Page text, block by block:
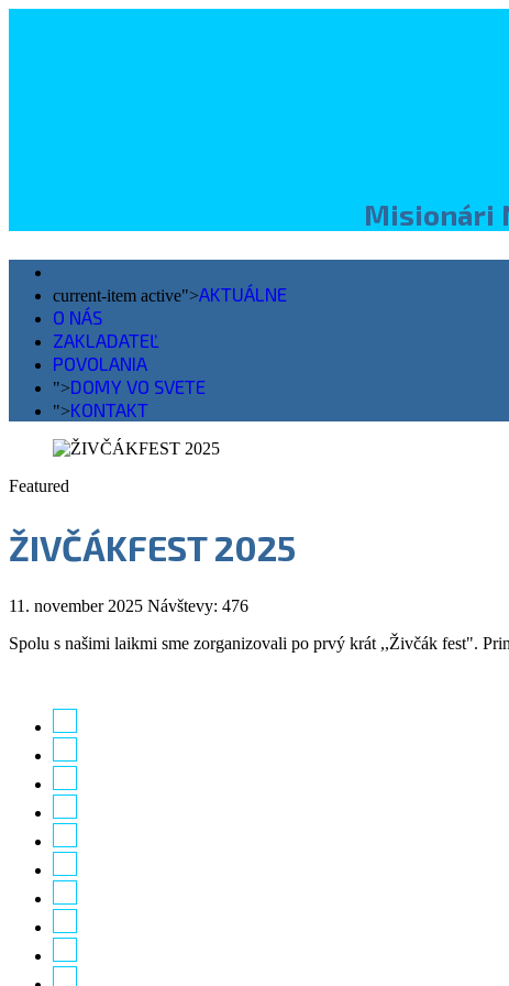
Misionári
current-item active">AKTUÁLNE
O NÁS
ZAKLADATEĽ
POVOLANIA
">DOMY VO SVETE
">KONTAKT
Featured
ŽIVČÁKFEST 2025
11. november 2025 Návštevy: 476
Spolu s našimi laikmi sme zorganizovali po prvý krát ,,Živčák fest".